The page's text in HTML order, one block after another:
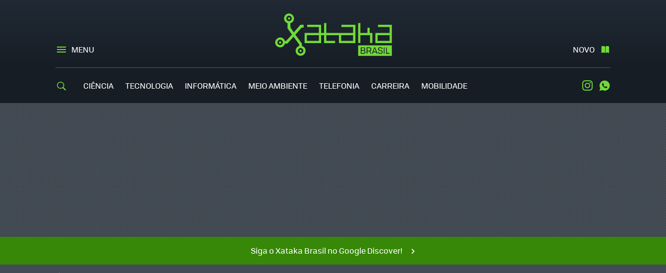
MENU NOVO
CIÊNCIA TECNOLOGIA INFORMÁTICA MEIO AMBIENTE TELEFONIA CARREIRA MOBILIDADE Instagram
Siga o Xataka Brasil no Google Discover!